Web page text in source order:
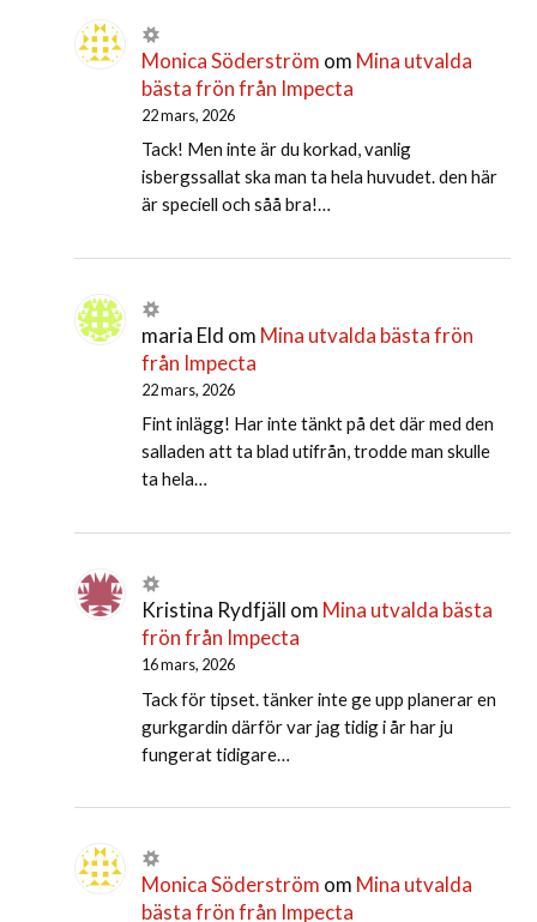
Monica Söderström om Mina utvalda
bästa frön från Impecta
22 mars, 2026
Tack! Men inte är du korkad, vanlig
isbergssallat ska man ta hela huvudet. den här
är speciell och såå bra!…
maria Eld om Mina utvalda bästa frön
från Impecta
22 mars, 2026
Fint inlägg! Har inte tänkt på det där med den
salladen att ta blad utifrån, trodde man skulle
ta hela…
Kristina Rydfjäll om Mina utvalda bästa
frön från Impecta
16 mars, 2026
Tack för tipset. tänker inte ge upp planerar en
gurkgardin därför var jag tidig i år har ju
fungerat tidigare…
Monica Söderström om Mina utvalda
bästa frön från Impecta